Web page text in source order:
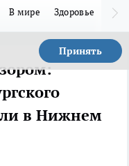
В мире Здоровье
Принять
в Нижнем